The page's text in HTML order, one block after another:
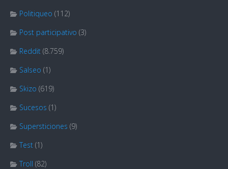
Politiqueo (112)
Post participativo (3)
Reddit (8.759)
Salseo (1)
Skizo (619)
Sucesos (1)
Supersticiones (9)
Test (1)
Troll (82)